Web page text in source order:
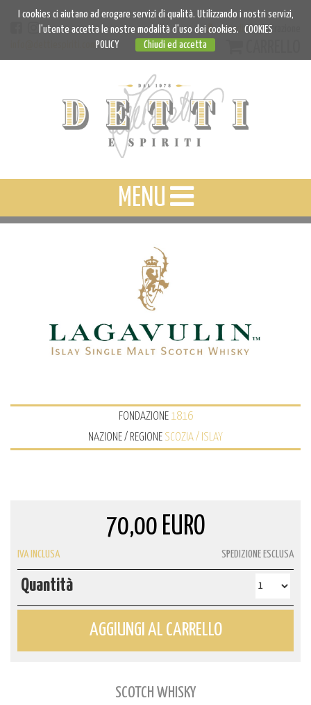
info@dettiespiriti.com
Accedi Registrazione
MENU
FONDAZIONE 1816
NAZIONE / REGIONE SCOZIA / ISLAY
70,00 EURO
IVA INCLUSA SPEDIZIONE ESCLUSA
Quantità
AGGIUNGI AL CARRELLO
SCOTCH WHISKY
I cookies ci aiutano ad erogare servizi di qualità. Utilizzando i nostri servizi,
l'utente accetta le nostre modalità d'uso dei cookies. COOKIES
POLICY
Chiudi ed accetta